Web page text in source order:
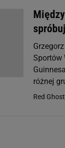
Sportów
różnej
Red